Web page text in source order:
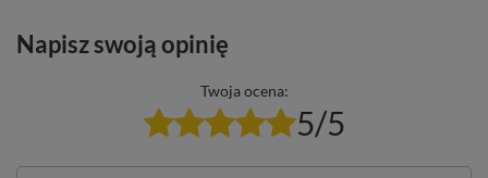
Napisz swoją opinię
Twoja ocena:
5/5